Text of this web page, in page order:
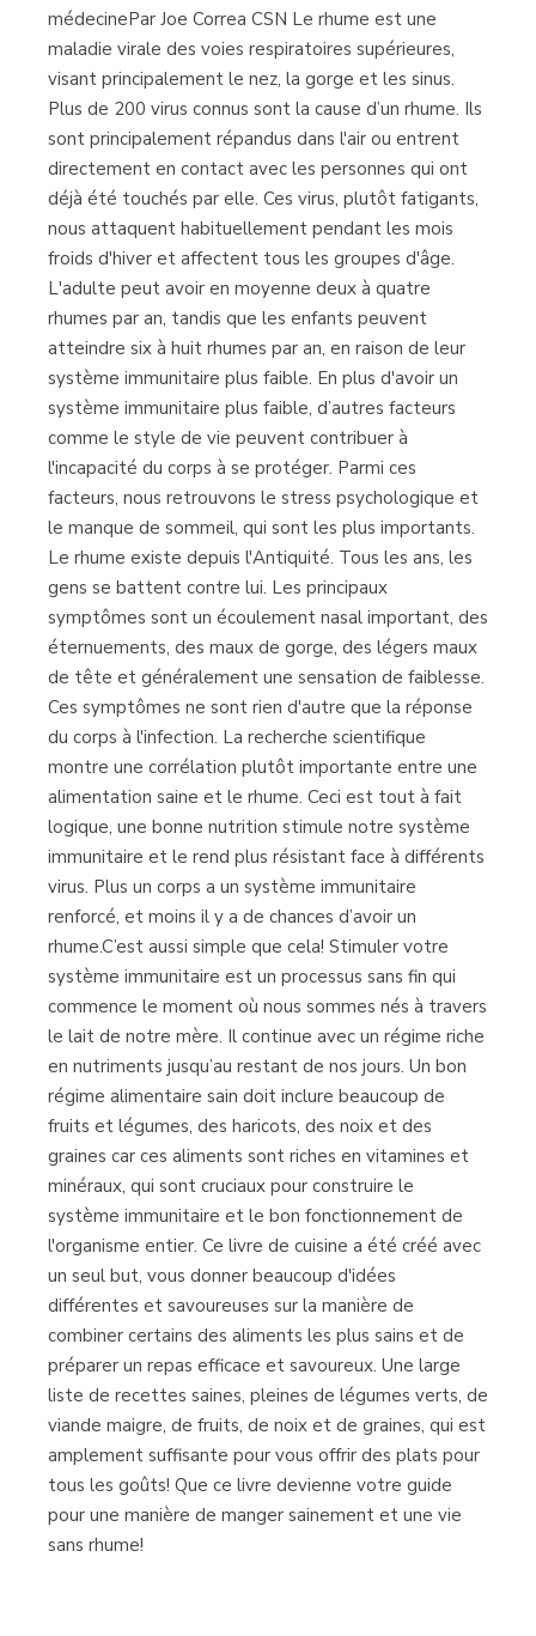
Librería Proteo
(Málaga)
médecinePar Joe Correa CSN Le rhume est une
maladie virale des voies respiratoires supérieures,
visant principalement le nez, la gorge et les sinus.
Plus de 200 virus connus sont la cause d’un rhume. Ils
sont principalement répandus dans l'air ou entrent
directement en contact avec les personnes qui ont
déjà été touchés par elle. Ces virus, plutôt fatigants,
nous attaquent habituellement pendant les mois
froids d'hiver et affectent tous les groupes d'âge.
L'adulte peut avoir en moyenne deux à quatre
rhumes par an, tandis que les enfants peuvent
atteindre six à huit rhumes par an, en raison de leur
système immunitaire plus faible. En plus d'avoir un
système immunitaire plus faible, d’autres facteurs
comme le style de vie peuvent contribuer à
l'incapacité du corps à se protéger. Parmi ces
facteurs, nous retrouvons le stress psychologique et
le manque de sommeil, qui sont les plus importants.
Le rhume existe depuis l'Antiquité. Tous les ans, les
gens se battent contre lui. Les principaux
symptômes sont un écoulement nasal important, des
éternuements, des maux de gorge, des légers maux
de tête et généralement une sensation de faiblesse.
Ces symptômes ne sont rien d'autre que la réponse
du corps à l'infection. La recherche scientifique
montre une corrélation plutôt importante entre une
alimentation saine et le rhume. Ceci est tout à fait
logique, une bonne nutrition stimule notre système
immunitaire et le rend plus résistant face à différents
virus. Plus un corps a un système immunitaire
renforcé, et moins il y a de chances d’avoir un
rhume.C’est aussi simple que cela! Stimuler votre
système immunitaire est un processus sans fin qui
commence le moment où nous sommes nés à travers
le lait de notre mère. Il continue avec un régime riche
en nutriments jusqu’au restant de nos jours. Un bon
régime alimentaire sain doit inclure beaucoup de
fruits et légumes, des haricots, des noix et des
graines car ces aliments sont riches en vitamines et
minéraux, qui sont cruciaux pour construire le
système immunitaire et le bon fonctionnement de
l'organisme entier. Ce livre de cuisine a été créé avec
un seul but, vous donner beaucoup d'idées
différentes et savoureuses sur la manière de
combiner certains des aliments les plus sains et de
préparer un repas efficace et savoureux. Une large
liste de recettes saines, pleines de légumes verts, de
viande maigre, de fruits, de noix et de graines, qui est
amplement suffisante pour vous offrir des plats pour
tous les goûts! Que ce livre devienne votre guide
pour une manière de manger sainement et une vie
sans rhume!